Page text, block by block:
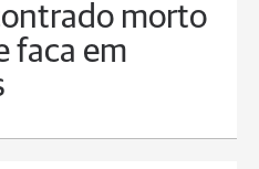
morto
faca em